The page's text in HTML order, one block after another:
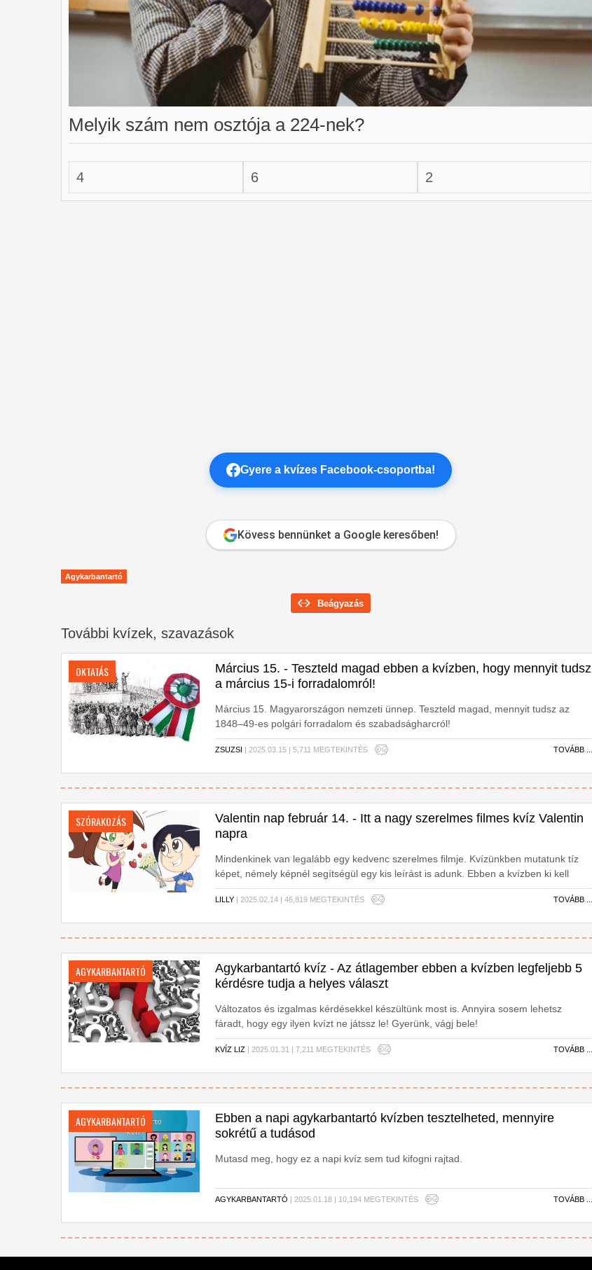
Melyik szám nem osztója a 224-nek?
4 6 2
Gyere a kvízes Facebook-csoportba!
Kövess bennünket a Google keresőben!
Agykarbantartó
Beágyazás
További kvízek, szavazások
OKTATÁS
Március 15. - Teszteld magad ebben a kvízben, hogy mennyit tudsz
a március 15-i forradalomról!
Március 15. Magyarországon nemzeti ünnep. Teszteld magad, mennyit tudsz az
1848–49-es polgári forradalom és szabadságharcról!
ZSUZSI | 2025.03.15 | 5,711 MEGTEKINTÉS TOVÁBB ...
SZÓRAKOZÁS
Valentin nap február 14. - Itt a nagy szerelmes filmes kvíz Valentin
napra
Mindenkinek van legalább egy kedvenc szerelmes filmje. Kvízünkben mutatunk tíz
képet, némely képnél segítségül egy kis leírást is adunk. Ebben a kvízben ki kell
választani azt, hogy melyik szerelmes filmből látható a híres jelenet.
LILLY | 2025.02.14 | 46,819 MEGTEKINTÉS TOVÁBB ...
AGYKARBANTARTÓ
Agykarbantartó kvíz - Az átlagember ebben a kvízben legfeljebb 5
kérdésre tudja a helyes választ
Változatos és izgalmas kérdésekkel készültünk most is. Annyira sosem lehetsz
fáradt, hogy egy ilyen kvízt ne játssz le! Gyerünk, vágj bele!
KVÍZ LIZ | 2025.01.31 | 7,211 MEGTEKINTÉS TOVÁBB ...
AGYKARBANTARTÓ
Ebben a napi agykarbantartó kvízben tesztelheted, mennyire
sokrétű a tudásod
Mutasd meg, hogy ez a napi kvíz sem tud kifogni rajtad.
AGYKARBANTARTÓ | 2025.01.18 | 10,194 MEGTEKINTÉS TOVÁBB ...